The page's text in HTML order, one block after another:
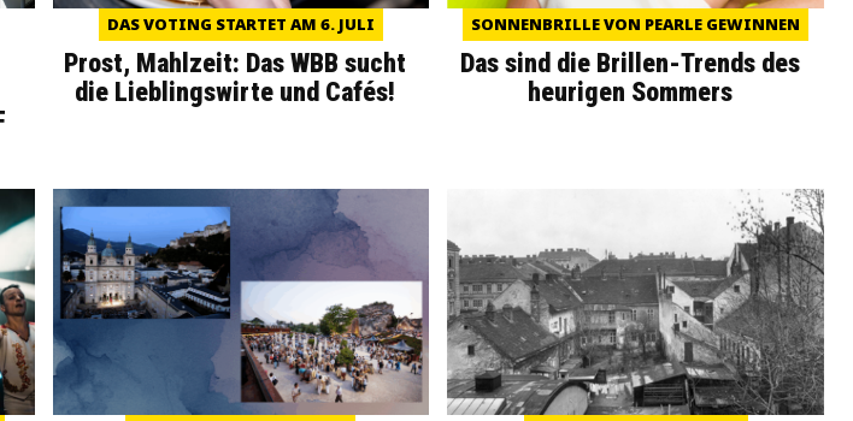
DAS VOTING STARTET AM 6. JULI
Prost, Mahlzeit: Das WBB sucht
die Lieblingswirte und Cafés!
SONNENBRILLE VON PEARLE GEWINNEN
Das sind die Brillen-Trends des
heurigen Sommers